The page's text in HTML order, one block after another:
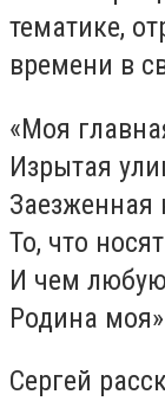
тематике,
времени в
«Моя
Изрытая
Заезженная
То, что
И чем
Родина
Сергей